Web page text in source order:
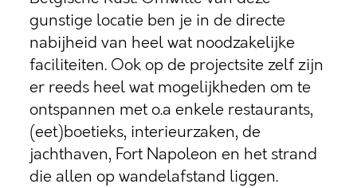
gunstige locatie ben je in de directe
nabijheid van heel wat noodzakelijke
faciliteiten. Ook op de projectsite zelf zijn
er reeds heel wat mogelijkheden om te
ontspannen met o.a enkele restaurants,
(eet)boetieks, interieurzaken, de
jachthaven, Fort Napoleon en het strand
die allen op wandelafstand liggen.